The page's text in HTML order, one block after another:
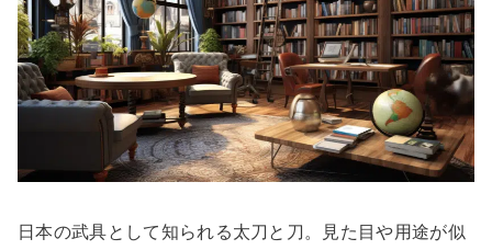
日本の武具として知られる太刀と刀。見た目や用途が似